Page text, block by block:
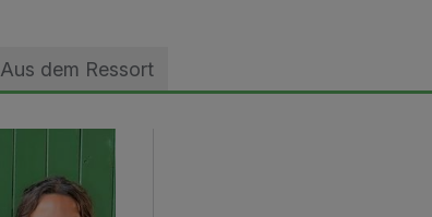
Aus dem Ressort